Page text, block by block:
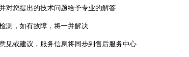
您提出的技术问题给予专业的解答
，如有故障，将一并解决
或建议，服务信息将同步到售后服务中心